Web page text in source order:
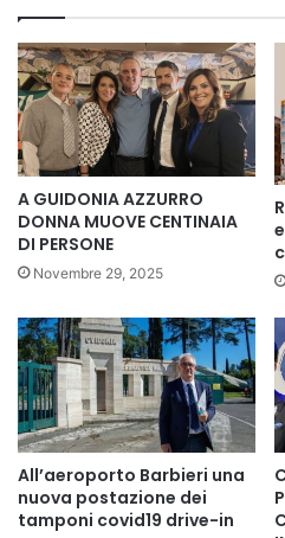
A GUIDONIA AZZURRO
DONNA MUOVE CENTINAIA
DI PERSONE
Novembre 29, 2025
All’aeroporto Barbieri una
nuova postazione dei
tamponi covid19 drive-in